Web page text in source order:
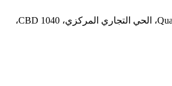
Quad Central، Q3 Level 10، الحي التجاري المركزي، CBD 1040،